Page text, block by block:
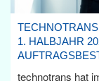
1. HALBJAHR
technotrans hat